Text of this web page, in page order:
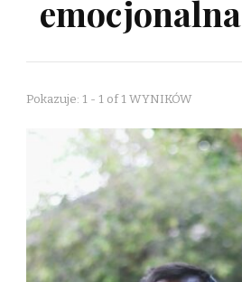
emocjonalna
Pokazuje: 1 - 1 of 1 WYNIKÓW